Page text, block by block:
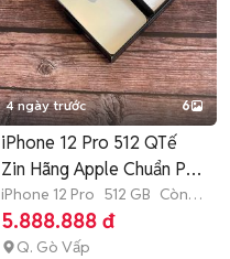
4 ngày trước 6
iPhone 12 Pro 512 QTế
Zin Hãng Apple Chuẩn Pin
90%
iPhone 12 Pro 512 GB Còn
bảo hành
5.888.888 đ
Q. Gò Vấp